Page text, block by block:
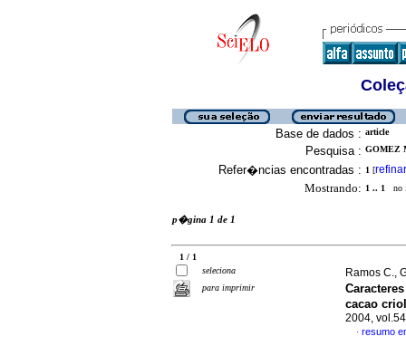
Base de dados : article
Pesquisa : GOMEZ
Refer�ncias encontradas : 1 [refinar
Mostrando: 1 .. 1 no
p�gina 1 de 1
1 / 1
seleciona
para imprimir
Ramos C.,
cacao
2004,
· resumo